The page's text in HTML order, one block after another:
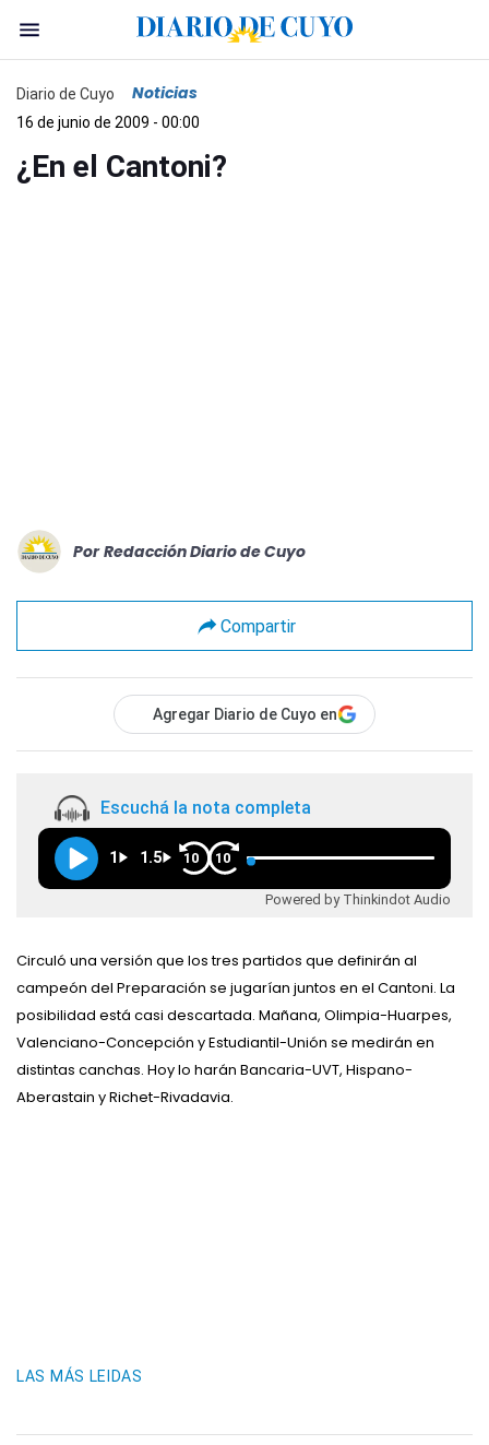
Diario de Cuyo Noticias
16 de junio de 2009 - 00:00
¿En el Cantoni?
Por Redacción Diario de Cuyo
Compartir
Agregar Diario de Cuyo en
Escuchá la nota completa
1 1.5 10 10
Powered by Thinkindot Audio
Circuló una versión que los tres partidos que definirán al
campeón del Preparación se jugarían juntos en el Cantoni. La
posibilidad está casi descartada. Mañana, Olimpia-Huarpes,
Valenciano-Concepción y Estudiantil-Unión se medirán en
distintas canchas. Hoy lo harán Bancaria-UVT, Hispano-
Aberastain y Richet-Rivadavia.
LAS MÁS LEIDAS